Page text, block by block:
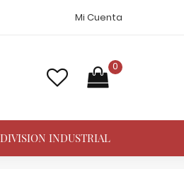
Mi Cuenta
0
DIVISION INDUSTRIAL